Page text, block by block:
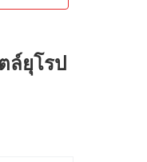
ล์ยุโรป